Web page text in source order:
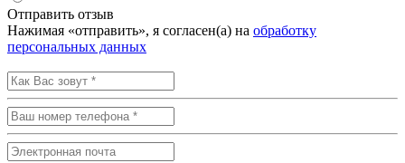
Отправить отзыв
Нажимая «отправить», я согласен(а) на обработку
персональных данных